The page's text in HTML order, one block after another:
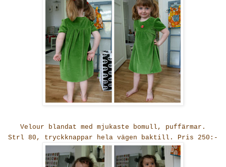
Velour blandat med mjukaste bomull, puffärmar.
Strl 80, tryckknappar hela vägen baktill. Pris 250:-